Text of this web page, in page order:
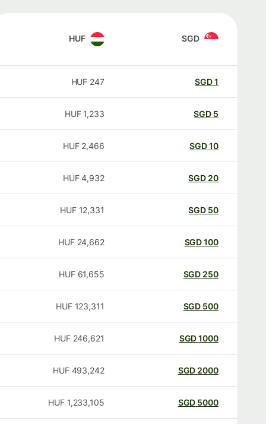
SGD
HUF
SGD
247
HUF
SGD
1,233
HUF
SGD
2,466
HUF
20
SGD
4,932
HUF
50
SGD
12,331
HUF
100
SGD
24,662
HUF
250
SGD
61,655
HUF
500
SGD
123,311
HUF
1000
SGD
246,621
HUF
2000
SGD
493,242
HUF
5000
SGD
1,233,105
HUF